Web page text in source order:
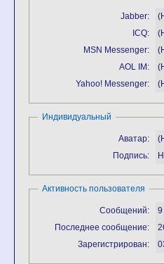
Jabber:
ICQ:
MSN Messenger:
AOL IM:
Yahoo! Messenger:
Индивидуальный
Аватар:
Подпись:
Активность пользователя
Сообщений: 9
Последнее сообщение:
Зарегистрирован: